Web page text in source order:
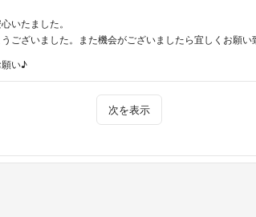
いたました。
ございました。また機会がございましたら宜しくお願い
い♪
次を表示